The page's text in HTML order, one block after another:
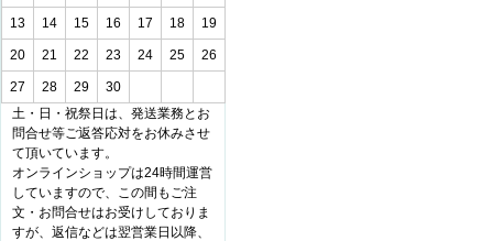
13 14 15 16 17 18 19
20 21 22 23 24 25 26
27 28 29
30
土・日・祝祭日は、発送業務とお
問合せ等ご返答応対をお休みさせ
て頂いています。
オンラインショップは24時間運営
していますので、この間もご注
文・お問合せはお受けしておりま
すが、返信などは翌営業日以降、